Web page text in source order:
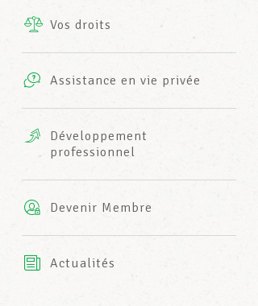
INFO-CENTER
Vos droits
Assistance en vie privée
complémentaires
AXA
Développement
professionnel
Devenir Membre
Actualités